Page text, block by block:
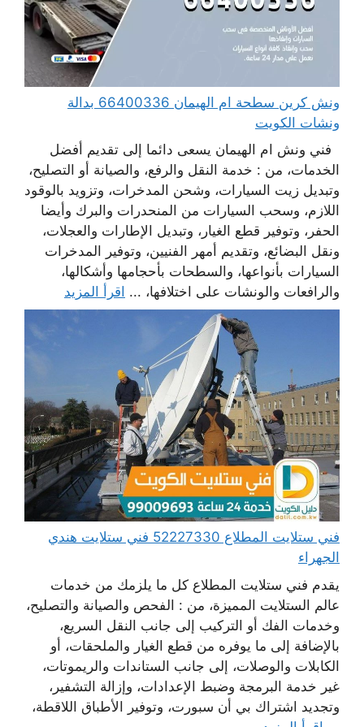
ونش كرين سطحة ام الهيمان 66400336 بدالة
ونشات الكويت
فني ونش ام الهيمان يسعى دائما إلى تقديم أفضل
الخدمات، من : خدمة النقل والرفع، والصيانة أو التصليح،
وتبديل زيت السيارات، وشحن المدخرات، وتزويد بالوقود
اللازم، وسحب السيارات من المنحدرات والبرك وأيضا
الحفر، وتوفير قطع الغيار، وتبديل الإطارات والعجلات،
ونقل البضائع، وتقديم أمهر الفنيين، وتوفير المدخرات
السيارات بأنواعها، والسطحات بأحجامها وأشكالها،
والرافعات والونشات على اختلافها، ... اقرأ المزيد
فني ستلايت المطلاع 52227330 فني ستلايت هندي
الجهراء
يقدم فني ستلايت المطلاع كل ما يلزمك من خدمات
عالم الستلايت المميزة، من : الفحص والصيانة والتصليح،
وخدمات الفك أو التركيب إلى جانب النقل السريع،
بالإضافة إلى ما يوفره من قطع الغيار والملحقات، أو
الكابلات والوصلات، إلى جانب الستاندات والريموتات،
غير خدمة البرمجة وضبط الإعدادات، وإزالة التشفير،
وتجديد اشتراك بي أن سبورت، وتوفير الأطباق اللاقطة،